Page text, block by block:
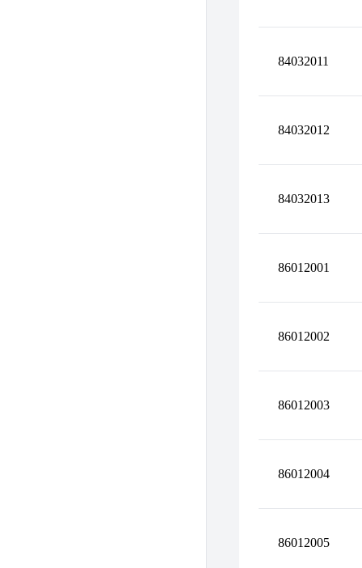
84032011
84032012
84032013
86012001
86012002
86012003
86012004
86012005